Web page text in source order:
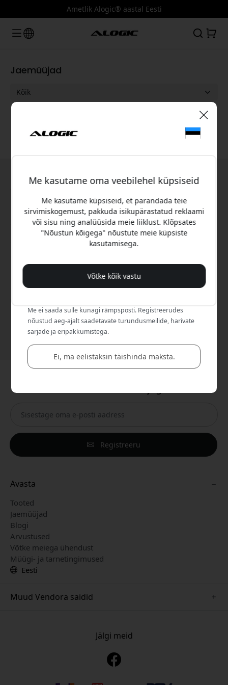
Ametlik Alogic® aastal Eesti
Jaemüüjad
Teave Alogic kohta
ALOGIC on ülemaailmne tehnoloogiatarvikute bränd, mis
disainib esmaklassilisi tooteid, et täiendada ja viia uuele
tasemele sinu lemmikseadmeid. Disainikirg ajendab
minimalistlikus stiilis. ALOGIC on saadaval enam kui 25
riigis ning seab esikohale kliendikeskse lähenemise,
arendades tooteid, mida nad ise iga päev kasutavad.
lahenduste loomisele, mis nihutavad tehnoloogia piire, et
pakkuda võimsaid ja mugavaid tarvikuid, mis parandavad
kasutuskogemust.
Registreeru
Avasta
Tooted
Jaemüüjad
Blogi
Arvustused
Võtke meiega ühendust
Müügi- ja tarnetingimused
Eesti
Muud Vendora saidid
www.nordicsmartlight.se
www.plaud.se
Jälgi meid
Me kasutame oma veebilehel küpsiseid
Me kasutame küpsiseid, et parandada teie
sirvimiskogemust, pakkuda isikupärastatud reklaami
või sisu ning analüüsida meie liiklust. Klõpsates
"Nõustun kõigega" nõustute meie küpsiste
kasutamisega.
Võtke kõik vastu
ostult
Registreeru, et kuuleksid esimesena uutest
toodetest ja saaksid 8% soodustust
Me ei saada sulle kunagi rämpsposti. Registreerudes
nõustud aeg-ajalt saadetavate turundusmeilide, harivate
sarjade ja eripakkumistega.
Ei, ma eelistaksin täishinda maksta.
🎉 Sinu sooduskood:
Kasuta seda koodi kassas, et saada 8%
allahindlust.